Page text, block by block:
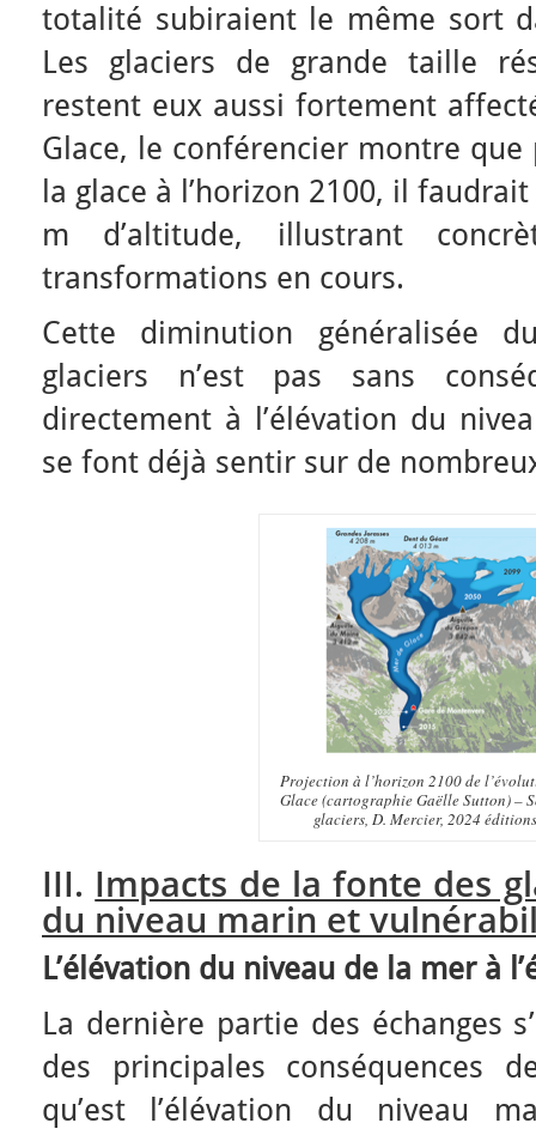
totalité subiraient le même sort
Les glaciers de grande taille
restent eux aussi fortement
Glace, le conférencier montre
la glace à l’horizon 2100, il
m d’altitude, illustrant
transformations en cours.
Cette diminution généralisée
glaciers n’est pas sans
directement à l’élévation du
se font déjà sentir sur de
Projection à l’horizon 2100 de
Glace (cartographie Gaëlle Sutton) –
glaciers, D. Mercier, 2024
III. Impacts de la fonte des
du niveau marin et
L’élévation du niveau de la mer à
La dernière partie des échanges
des principales conséquences
qu’est l’élévation du niveau